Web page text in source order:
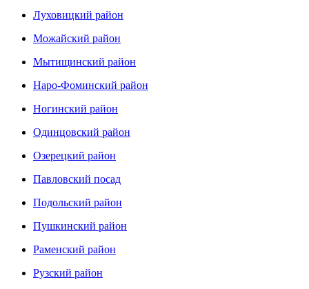
Луховицкий район
Можайский район
Мытищинский район
Наро-Фоминский район
Ногинский район
Одинцовский район
Озерецкий район
Павловский посад
Подольский район
Пушкинский район
Раменский район
Рузский район